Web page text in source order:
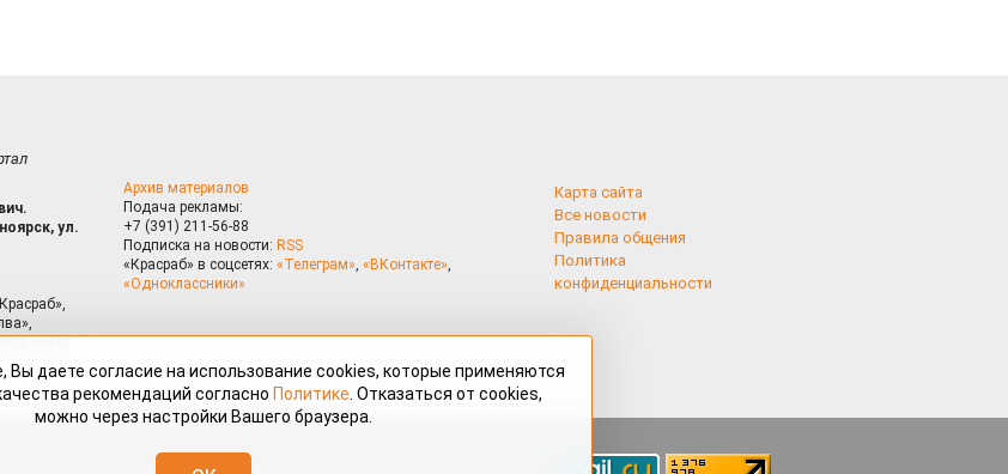
ул.
могут
Архив материалов
Подача рекламы:
+7 (391) 211-56-88
Подписка на новости: RSS
«Красраб» в соцсетях: «Телеграм», «ВКонтакте»,
«Одноклассники»
Карта сайта
Все новости
Правила общения
Политика
конфиденциальности
портале «Красраб.ру» сотрудниками редакции, нештатными
Вы даете согласие на использование cookies, которые применяются
рекомендаций согласно Политике . Отказаться от cookies,
можно через настройки Вашего браузера.